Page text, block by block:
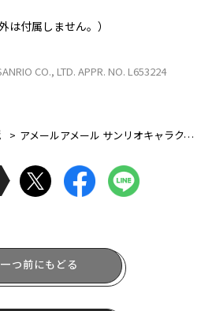
は付属しません。）
CO., LTD. APPR. NO. L653224
アメールアメール サンリオキャラクターズ セット
一つ前にもどる